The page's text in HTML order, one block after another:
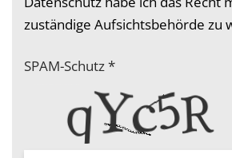
zuständige Aufsichtsbehörde zu
SPAM-Schutz*